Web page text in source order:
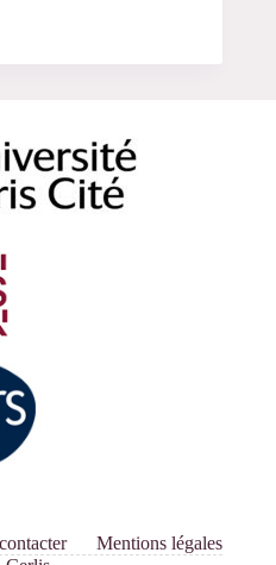
Mentions légales